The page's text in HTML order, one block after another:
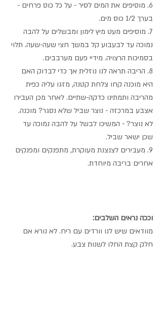
6. מוסיפים את המים לסיר - על כל כוס פרחים -
בערך 1/2 כוס מים.
7. מוסיפים מעט מיץ לימון ומבשלים על להבה
נמוכה עד לבעבוע קל במשך חצי שעה-שעה. תלוי
בסמיכות הרצויה. מידיי פעם מערבבים.
8. הריבה תראה לנו נוזלית אך כדי לבדוק האם
היא מוכנה קחו צלחת קטנה, מזגו עליה כפית
מהריבה ותמתינו כדקה-שתיים. לאחר מכן העבירו
אצבע במרכזה - נוצר שביל שלא נסגר? מוכנה.
לא נוצר? - המשיכו לבשל על להבה נמוכה עד
שכן ישאר שביל.
9. מעבירים לצנצנת מעוקרת, מתפנקים ומפנקים
אחרים בריבה מיוחדת.
וככה נראים השלבים:
מוודאים שיש לנו וורדים עם ריח. לא נורא אם
חלק קצת החלו לשנות צבע.